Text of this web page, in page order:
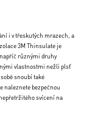
i v třeskutých mrazech, a
3M Thinsulate je
různými druhy
vlastnostmi nežli plsť
snoubí také
naleznete bezpečnou
svícení na